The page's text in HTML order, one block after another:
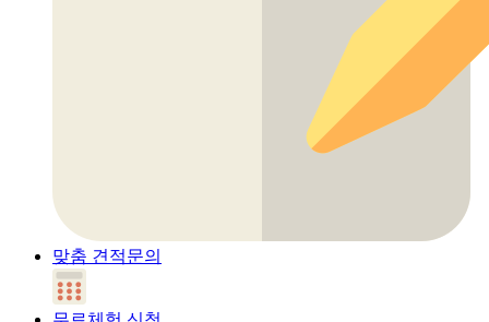
맞춤 견적문의